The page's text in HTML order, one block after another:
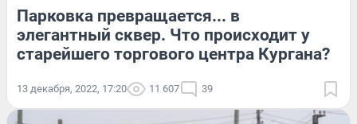
Парковка превращается... в
элегантный сквер. Что происходит у
старейшего торгового центра Кургана?
13 декабря, 2022, 17:20 11 607 39